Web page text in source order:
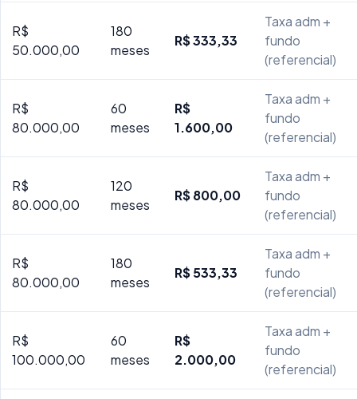
R$
50.000,00
180
meses
R$ 333,33
Taxa adm +
fundo
(referencial)
R$
80.000,00
60
meses
R$
1.600,00
Taxa adm +
fundo
(referencial)
R$
80.000,00
120
meses
R$ 800,00
Taxa adm +
fundo
(referencial)
R$
80.000,00
180
meses
R$ 533,33
Taxa adm +
fundo
(referencial)
R$
100.000,00
60
meses
R$
2.000,00
Taxa adm +
fundo
(referencial)